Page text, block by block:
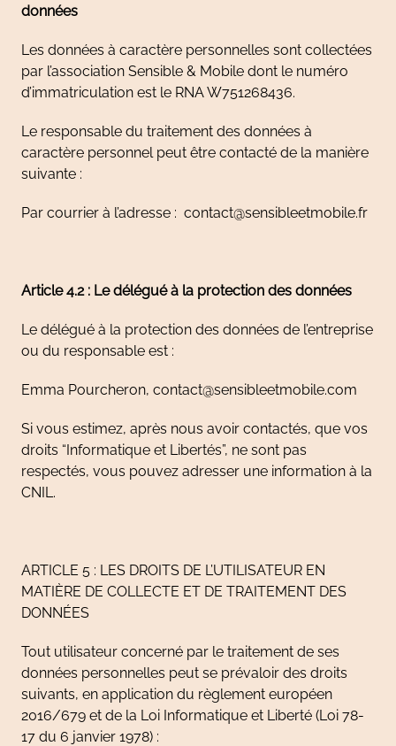
données
Les données à caractère personnelles sont collectées
par l’association Sensible & Mobile dont le numéro
d’immatriculation est le RNA W751268436.
Le responsable du traitement des données à
caractère personnel peut être contacté de la manière
suivante :
Par courrier à l’adresse : contact@sensibleetmobile.fr
Article 4.2 : Le délégué à la protection des données
Le délégué à la protection des données de l’entreprise
ou du responsable est :
Emma Pourcheron, contact@sensibleetmobile.com
Si vous estimez, après nous avoir contactés, que vos
droits “Informatique et Libertés”, ne sont pas
respectés, vous pouvez adresser une information à la
CNIL.
ARTICLE 5 : LES DROITS DE L’UTILISATEUR EN
MATIÈRE DE COLLECTE ET DE TRAITEMENT DES
DONNÉES
Tout utilisateur concerné par le traitement de ses
données personnelles peut se prévaloir des droits
suivants, en application du règlement européen
2016/679 et de la Loi Informatique et Liberté (Loi 78-
17 du 6 janvier 1978) :